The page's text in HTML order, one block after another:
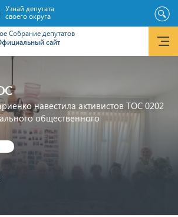
Cобрание депутатов
сайт
Узнай депутата
своего округа
навестила активистов ТОС 0202
общественного